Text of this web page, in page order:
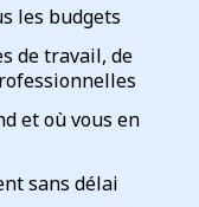
les budgets
de travail, de
et où vous en
sans délai